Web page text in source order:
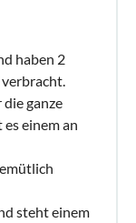
haben 2
ganze
einem an
steht einem